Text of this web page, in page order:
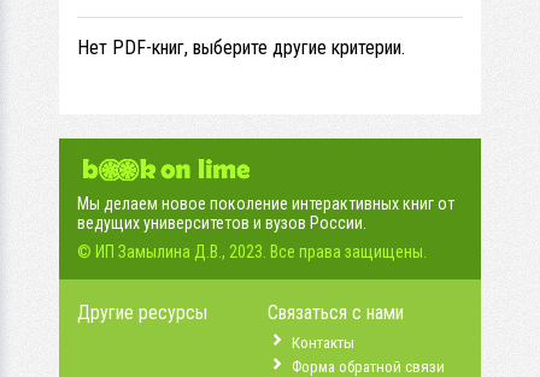
Нет PDF-книг, выберите другие критерии.
Мы делаем новое поколение интерактивных книг от
ведущих университетов и вузов России.
© ИП Замылина Д.В., 2023. Все права защищены.
Другие ресурсы Связаться с нами
Контакты
Форма обратной связи